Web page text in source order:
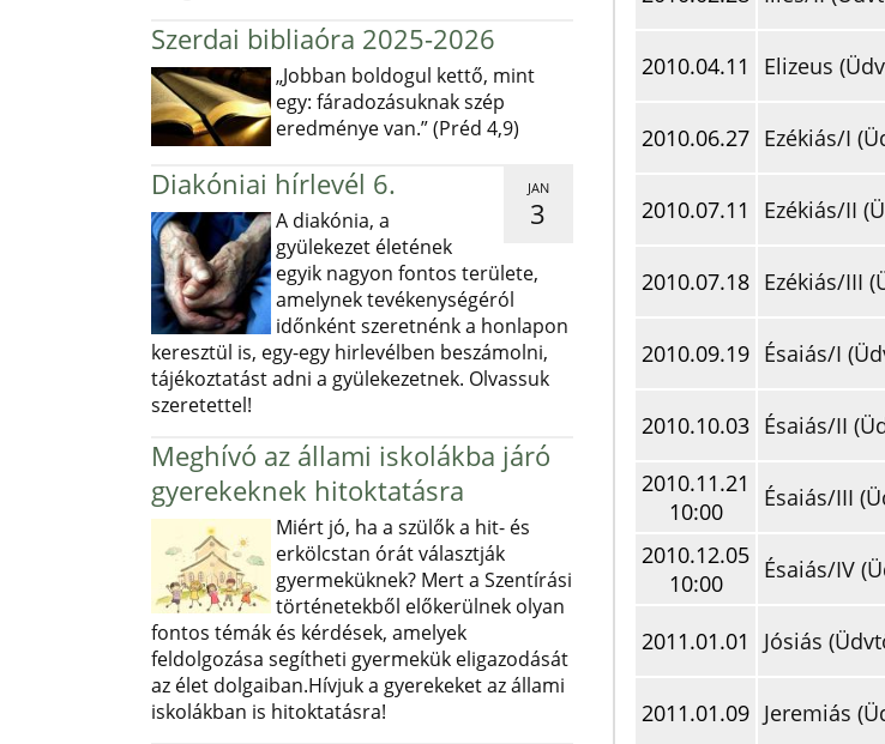
Szerdai bibliaóra 2025-2026
„Jobban boldogul kettő, mint
egy: fáradozásuknak szép
eredménye van.” (Préd 4,9)
JAN
3
Diakóniai hírlevél 6.
A diakónia, a
gyülekezet életének
egyik nagyon fontos területe,
amelynek tevékenységéról
időnként szeretnénk a honlapon
keresztül is, egy-egy hirlevélben beszámolni,
tájékoztatást adni a gyülekezetnek. Olvassuk
szeretettel!
Meghívó az állami iskolákba járó
gyerekeknek hitoktatásra
Miért jó, ha a szülők a hit- és
erkölcstan órát választják
gyermeküknek? Mert a Szentírási
történetekből előkerülnek olyan
fontos témák és kérdések, amelyek
feldolgozása segítheti gyermekük eligazodását
az élet dolgaiban.Hívjuk a gyerekeket az állami
iskolákban is hitoktatásra!
2010.04.11
Elizeus
2010.06.27 Ezékiás/I
2010.07.11
Ezékiás/II
2010.07.18 Ezékiás/III
2010.09.19 Ésaiás/I
2010.10.03 Ésaiás/II
2010.11.21
10:00
Ésaiás/III
2010.12.05
10:00
Ésaiás/IV
2011.01.01
Jósiás
2011.01.09 Jeremiás